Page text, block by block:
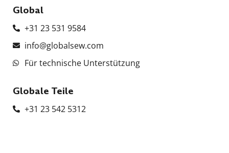
Global
+31 23 531 9584
info@globalsew.com
Für technische Unterstützung
Globale Teile
+31 23 542 5312